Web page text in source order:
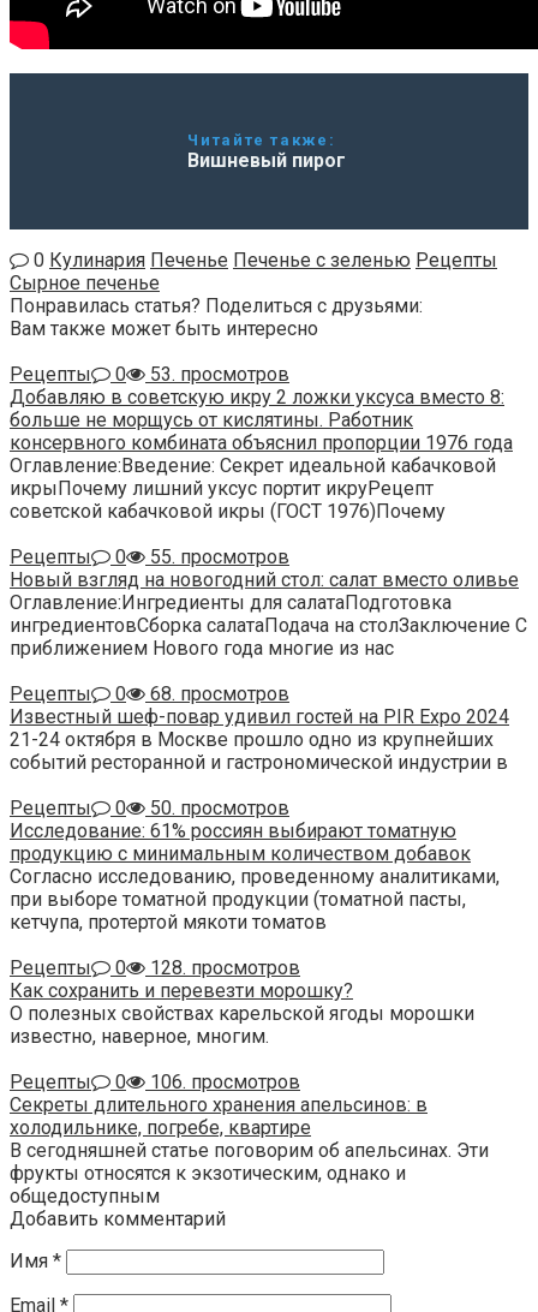
Читайте также:
Вишневый пирог
0 Кулинария Печенье Печенье с зеленью Рецепты
Сырное печенье
Понравилась статья? Поделиться с друзьями:
Вам также может быть интересно
Рецепты
0
53. просмотров
Добавляю в советскую икру 2 ложки уксуса вместо 8:
больше не морщусь от кислятины. Работник
консервного комбината объяснил пропорции 1976 года
Оглавление:Введение: Секрет идеальной кабачковой
икрыПочему лишний уксус портит икруРецепт
советской кабачковой икры (ГОСТ 1976)Почему
Рецепты
0
55. просмотров
Новый взгляд на новогодний стол: салат вместо оливье
Оглавление:Ингредиенты для салатаПодготовка
ингредиентовСборка салатаПодача на столЗаключение С
приближением Нового года многие из нас
Рецепты
0
68. просмотров
Известный шеф-повар удивил гостей на PIR Expo 2024
21-24 октября в Москве прошло одно из крупнейших
событий ресторанной и гастрономической индустрии в
Рецепты
0
50. просмотров
Исследование: 61% россиян выбирают томатную
продукцию с минимальным количеством добавок
Согласно исследованию, проведенному аналитиками,
при выборе томатной продукции (томатной пасты,
кетчупа, протертой мякоти томатов
Рецепты
0
128. просмотров
Как сохранить и перевезти морошку?
О полезных свойствах карельской ягоды морошки
известно, наверное, многим.
Рецепты
0
106. просмотров
Секреты длительного хранения апельсинов: в
холодильнике, погребе, квартире
В сегодняшней статье поговорим об апельсинах. Эти
фрукты относятся к экзотическим, однако и
общедоступным
Добавить комментарий
Имя *
Email *